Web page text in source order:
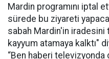
Mardin programını iptal
sürede bu ziyareti
sabah Mardin'in iradesini
kayyum atamaya kalktı"
“Ben haberi televizyonda